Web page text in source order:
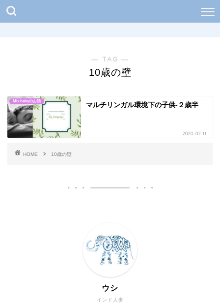
― TAG ―
10歳の壁
Mix babyのお話 マルチリンガル環境下の子供-２歳半
2020-02-11
HOME 10歳の壁
インド人妻
ウシ